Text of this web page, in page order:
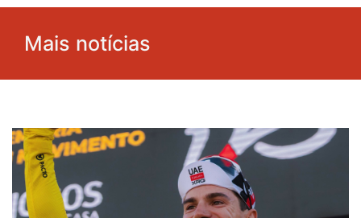
Mais notícias